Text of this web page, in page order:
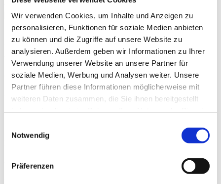
Wir verwenden Cookies, um Inhalte und Anzeigen zu
personalisieren, Funktionen für soziale Medien anbieten
zu können und die Zugriffe auf unsere Website zu
analysieren. Außerdem geben wir Informationen zu Ihrer
Verwendung unserer Website an unsere Partner für
soziale Medien, Werbung und Analysen weiter. Unsere
Partner führen diese Informationen möglicherweise mit
weiteren Daten zusammen, die Sie ihnen bereitgestellt
Notwendig
Präferenzen
Wann?
24.11.2026, 15:00 – 16:00 Uhr
Wo?
Online